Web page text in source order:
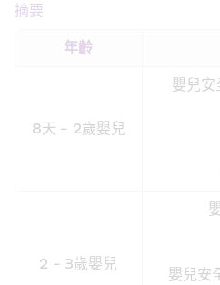
摘要
年齡
8天 - 2歲嬰兒
嬰兒安
2 - 3歲嬰兒
嬰兒安